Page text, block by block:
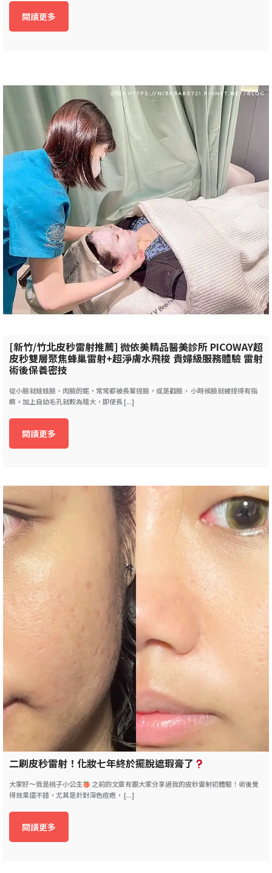
閱讀更多
[新竹/竹北皮秒雷射推薦] 微依美精品醫美診所 PICOWAY超
皮秒雙層聚焦蜂巢雷射+超淨膚水飛梭 貴婦級服務體驗 雷射
術後保養密技
從小臉就娃娃臉、肉臉的妮，常常都被長輩捏臉，或是戳臉， 小時候臉就被捏得有指
痕。加上自幼毛孔就較為粗大，即使長 [...]
閱讀更多
二刷皮秒雷射！化妝七年終於擺脫遮瑕膏了
大家好～我是桃子小公主
之前的文章有跟大家分享過我的皮秒雷射初體驗！術後覺
得效果還不錯，尤其是針對深色痘疤， [...]
閱讀更多